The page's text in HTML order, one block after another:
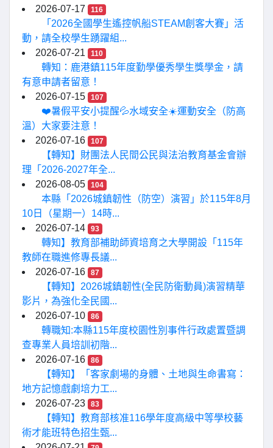
2026-07-17
116
「2026全國學生遙控帆船STEAM創客大賽」活
動，請全校學生踴躍組...
2026-07-21
110
轉知：鹿港鎮115年度勤學優秀學生獎學金，請
有意申請者留意！
2026-07-15
107
❤️暑假平安小提醒💦水域安全☀️運動安全（防高
溫）大家要注意！
2026-07-16
107
【轉知】財團法人民間公民與法治教育基金會辦
理「2026-2027年全...
2026-08-05
104
本縣「2026城鎮韌性（防空）演習」於115年8月
10日（星期一）14時...
2026-07-14
93
轉知】教育部補助師資培育之大學開設「115年
教師在職進修專長議...
2026-07-16
87
【轉知】2026城鎮韌性(全民防衛動員)演習精華
影片，為強化全民國...
2026-07-10
86
轉職知:本縣115年度校園性別事件行政處置暨調
查專業人員培訓初階...
2026-07-16
86
【轉知】「客家劇場的身體、土地與生命書寫：
地方記憶戲劇培力工...
2026-07-23
83
【轉知】教育部核准116學年度高級中等學校藝
術才能班特色招生甄...